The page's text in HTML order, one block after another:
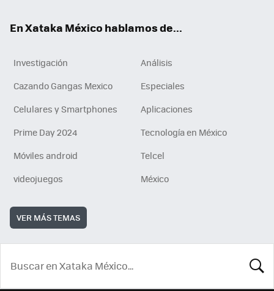
En Xataka México hablamos de...
Investigación
Análisis
Cazando Gangas Mexico
Especiales
Celulares y Smartphones
Aplicaciones
Prime Day 2024
Tecnología en México
Móviles android
Telcel
videojuegos
México
VER MÁS TEMAS